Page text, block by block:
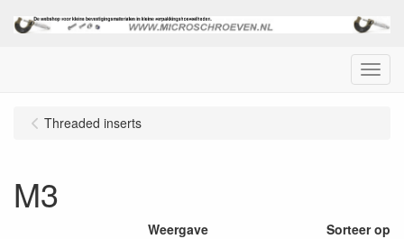
Menu
Threaded inserts
M3
Weergave Sorteer op